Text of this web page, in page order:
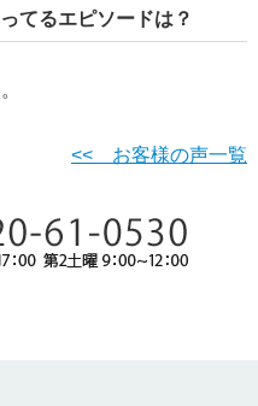
てるエピソードは？
<< お客様の声一覧